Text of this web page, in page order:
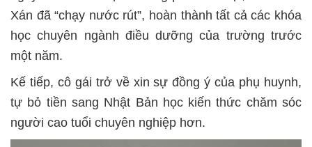
Xán đã “chạy nước rút”, hoàn thành tất cả các khóa
học chuyên ngành điều dưỡng của trường trước
một năm.
Kế tiếp, cô gái trở về xin sự đồng ý của phụ huynh,
tự bỏ tiền sang Nhật Bản học kiến thức chăm sóc
người cao tuổi chuyên nghiệp hơn.